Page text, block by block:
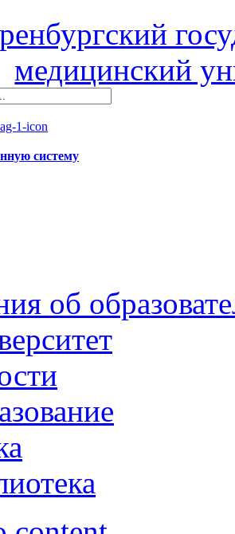
медицинский
систему
об